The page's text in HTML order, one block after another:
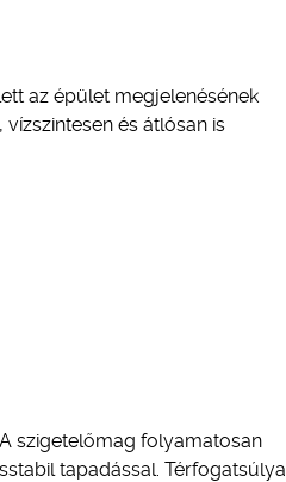
az épület megjelenésének
és átlósan is
szigetelőmag folyamatosan
tapadással. Térfogatsúlya